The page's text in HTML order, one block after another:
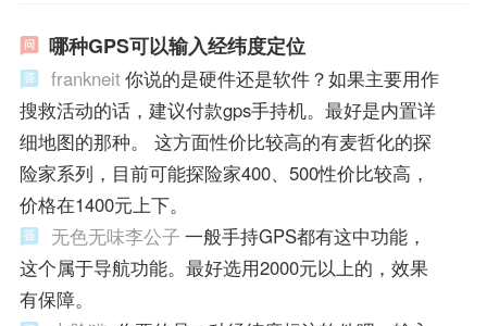
哪种GPS可以输入经纬度定位
frankneit你说的是硬件还是软件？如果主要用作
搜救活动的话，建议付款gps手持机。最好是内置详
细地图的那种。 这方面性价比较高的有麦哲化的探
险家系列，目前可能探险家400、500性价比较高，
价格在1400元上下。
无色无味李公子 一般手持GPS都有这中功能，
这个属于导航功能。最好选用2000元以上的，效果
有保障。